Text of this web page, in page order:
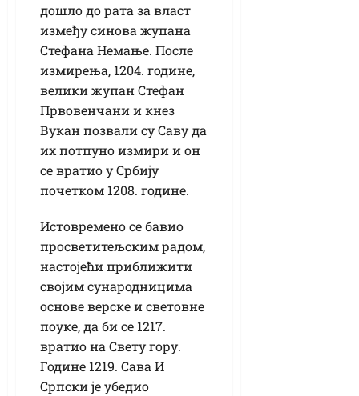
дошло до рата за власт
између синова жупана
Стефана Немање. После
измирења, 1204. године,
велики жупан Стефан
Првовенчани и кнез
Вукан позвали су Саву да
их потпуно измири и он
се вратио у Србију
почетком 1208. године.
Истовремено се бавио
просветитељским радом,
настојећи приближити
својим сународницима
основе верске и световне
поуке, да би се 1217.
вратио на Свету гору.
Године 1219. Сава И
Српски је убедио